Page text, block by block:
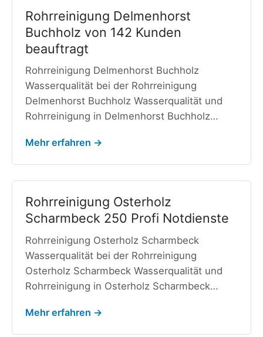
Rohrreinigung Delmenhorst
Buchholz von 142 Kunden
beauftragt
Rohrreinigung Delmenhorst Buchholz
Wasserqualität bei der Rohrreinigung
Delmenhorst Buchholz Wasserqualität und
Rohrreinigung in Delmenhorst Buchholz…
Mehr erfahren →
Rohrreinigung Osterholz
Scharmbeck 250 Profi Notdienste
Rohrreinigung Osterholz Scharmbeck
Wasserqualität bei der Rohrreinigung
Osterholz Scharmbeck Wasserqualität und
Rohrreinigung in Osterholz Scharmbeck…
Mehr erfahren →